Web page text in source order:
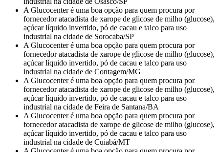
A Glucocenter é uma boa opção para quem procura por
fornecedor atacadista de xarope de glicose de milho (glucose),
açúcar líquido invertido, pó de cacau e talco para uso
industrial na cidade de Sorocaba/SP
A Glucocenter é uma boa opção para quem procura por
fornecedor atacadista de xarope de glicose de milho (glucose),
açúcar líquido invertido, pó de cacau e talco para uso
industrial na cidade de Contagem/MG
A Glucocenter é uma boa opção para quem procura por
fornecedor atacadista de xarope de glicose de milho (glucose),
açúcar líquido invertido, pó de cacau e talco para uso
industrial na cidade de Feira de Santana/BA
A Glucocenter é uma boa opção para quem procura por
fornecedor atacadista de xarope de glicose de milho (glucose),
açúcar líquido invertido, pó de cacau e talco para uso
industrial na cidade de Cuiabá/MT